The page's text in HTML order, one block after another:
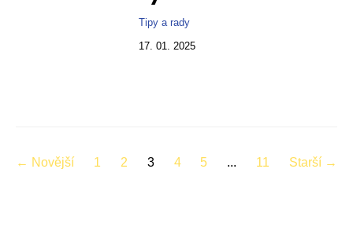
Tipy a rady
17. 01. 2025
← Novější 1 2 3 4 5 ... 11 Starší →